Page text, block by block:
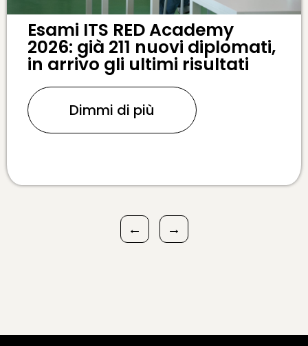
Esami ITS RED Academy
2026: già 211 nuovi diplomati,
in arrivo gli ultimi risultati
Dimmi di più
← →